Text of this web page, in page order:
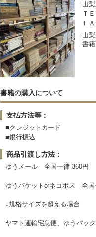
山
Ｔ
Ｆ
山
書
書籍の購入について
支払方法等：
■クレジットカード
■銀行振込
商品引渡し方法：
ゆうメール 全国一律 360円
ゆうパケットorネコポス 全国
↓規格サイズを超える場合
ヤマト運輸宅急便、ゆうパ